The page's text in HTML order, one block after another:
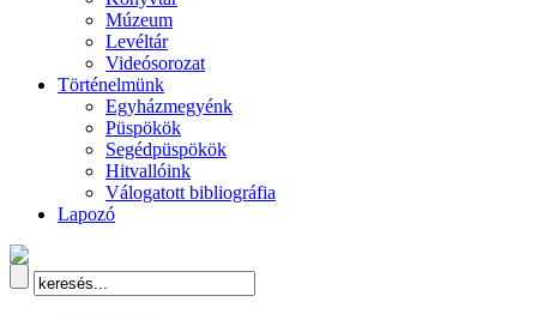
Múzeum
Levéltár
Videósorozat
Történelmünk
Egyházmegyénk
Püspökök
Segédpüspökök
Hitvallóink
Válogatott bibliográfia
Lapozó